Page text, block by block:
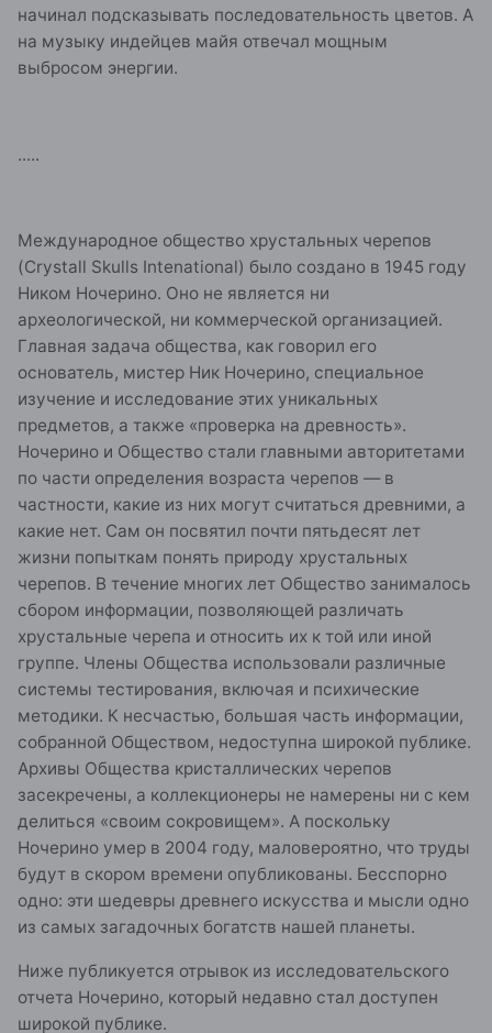
начинал подсказывать последовательность цветов. А
на музыку индейцев майя отвечал мощным
выбросом энергии.
.....
Международное общество хрустальных черепов
(Crystall Skulls Intenational) было создано в 1945 году
Ником Ночерино. Оно не является ни
археологической, ни коммерческой организацией.
Главная задача общества, как говорил его
основатель, мистер Ник Ночерино, специальное
изучение и исследование этих уникальных
предметов, а также «проверка на древность».
Ночерино и Общество стали главными авторитетами
по части определения возраста черепов — в
частности, какие из них могут считаться древними, а
какие нет. Сам он посвятил почти пятьдесят лет
жизни попыткам понять природу хрустальных
черепов. В течение многих лет Общество занималось
сбором информации, позволяющей различать
хрустальные черепа и относить их к той или иной
группе. Члены Общества использовали различные
системы тестирования, включая и психические
методики. К несчастью, большая часть информации,
собранной Обществом, недоступна широкой публике.
Архивы Общества кристаллических черепов
засекречены, а коллекционеры не намерены ни с кем
делиться «своим сокровищем». А поскольку
Ночерино умер в 2004 году, маловероятно, что труды
будут в скором времени опубликованы. Бесспорно
одно: эти шедевры древнего искусства и мысли одно
из самых загадочных богатств нашей планеты.
Ниже публикуется отрывок из исследовательского
отчета Ночерино, который недавно стал доступен
широкой публике.